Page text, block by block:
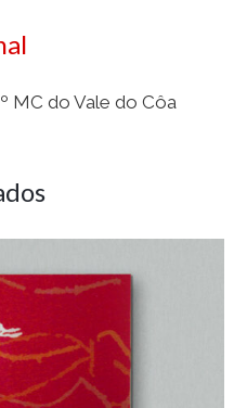
MC do Vale do Côa